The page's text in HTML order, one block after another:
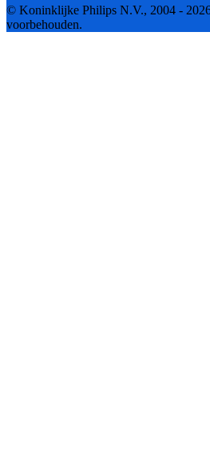
© Koninklijke Philips N.V., 2004 -
voorbehouden.